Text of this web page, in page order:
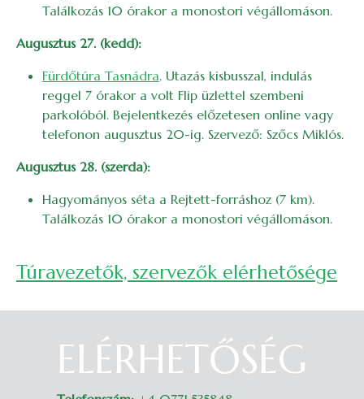
Találkozás 10 órakor a monostori végállomáson.
Augusztus 27. (kedd):
Fürdőtúra Tasnádra. Utazás kisbusszal, indulás
reggel 7 órakor a volt Flip üzlettel szembeni
parkolóból. Bejelentkezés előzetesen online vagy
telefonon augusztus 20-ig. Szervező: Szőcs Miklós.
Augusztus 28. (szerda):
Hagyományos séta a Rejtett-forráshoz (7 km).
Találkozás 10 órakor a monostori végállomáson.
Túravezetők, szervezők elérhetősége
ELÉRHETŐSÉG